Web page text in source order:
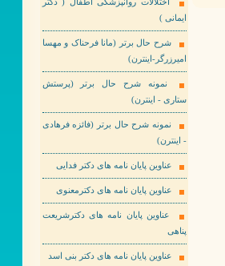
اختلالات روانپزشکی اطفال ( دکتر
ایمانی )
شرح حال برتر (مانا فرحناک و مهسا
امیرزرگر-اینترن)
نمونه شرح حال برتر (پرستش
ستاری - اینترن)
نمونه شرح حال برتر (فائزه فرهادی
- اینترن)
عناوین پایان نامه های دکتر فدایی
عناوین پایان نامه های دکترمعنوی
عناوین پایان نامه های دکترشریعت
پناهی
عناوین پایان نامه های دکتر بنی اسد